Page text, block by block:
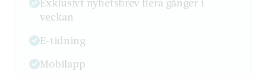
Exklusivt nyhetsbrev flera gånger i
veckan
E-tidning
Mobilapp